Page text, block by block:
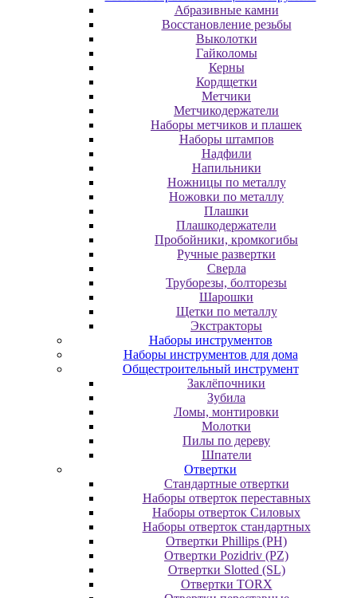
Абразивные камни
Восстановление резьбы
Выколотки
Гайколомы
Керны
Кордщетки
Метчики
Метчикодержатели
Наборы метчиков и плашек
Наборы штампов
Надфили
Напильники
Ножницы по металлу
Ножовки по металлу
Плашки
Плашкодержатели
Пробойники, кромкогибы
Ручные развертки
Сверла
Труборезы, болторезы
Шарошки
Щетки по металлу
Экcтpaктopы
Наборы инструментов
Наборы инструментов для дома
Общестроительный инструмент
Заклёпочники
Зубила
Ломы, монтировки
Молотки
Пилы по дереву
Шпатели
Отвертки
Cтандартные отвертки
Наборы отверток переставных
Наборы отверток Силовых
Наборы отверток стандартных
Отвертки Phillips (PH)
Отвертки Pozidriv (PZ)
Отвертки Slotted (SL)
Отвертки TORX